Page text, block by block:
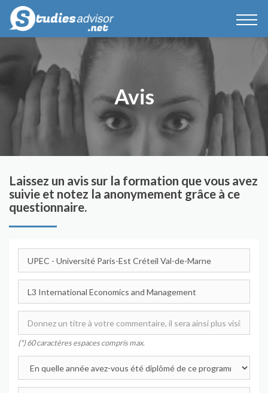
Avis
Laissez un avis sur la formation que vous avez
suivie et notez la anonymement grâce à ce
questionnaire.
(*) 60 caractères espaces compris max.